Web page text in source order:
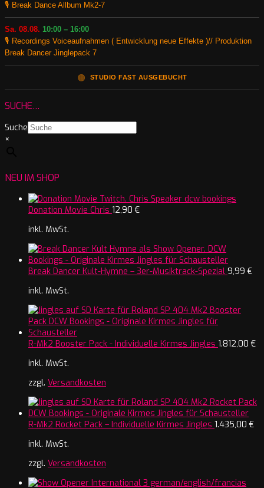
🎙️ Break Dance Allbum Mk2-7
Sa. 08.08. 10:00 – 16:00
🎙️ Recordings Voiceaufnahmen ( Entwicklung neue Effekte )// Produktion
Break Dancer Jinglepack 7
🟠 STUDIO FAST AUSGEBUCHT
SUCHE…
Suche
×
NEU IM SHOP
Donation Movie Chris 12,90 €
inkl. MwSt.
Break Dancer Kult-Hymne – 3er-Musiktrack-Spezial 9,99 €
inkl. MwSt.
R-Mk2 Booster Pack - Individuelle Kirmes Jingles 1.812,00 €
inkl. MwSt.
zzgl. Versandkosten
R-Mk2 Rocket Pack – Individuelle Kirmes Jingles 1.435,00 €
inkl. MwSt.
zzgl. Versandkosten